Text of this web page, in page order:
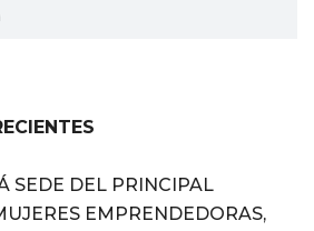
SEDE DEL PRINCIPAL
EMPRENDEDORAS,